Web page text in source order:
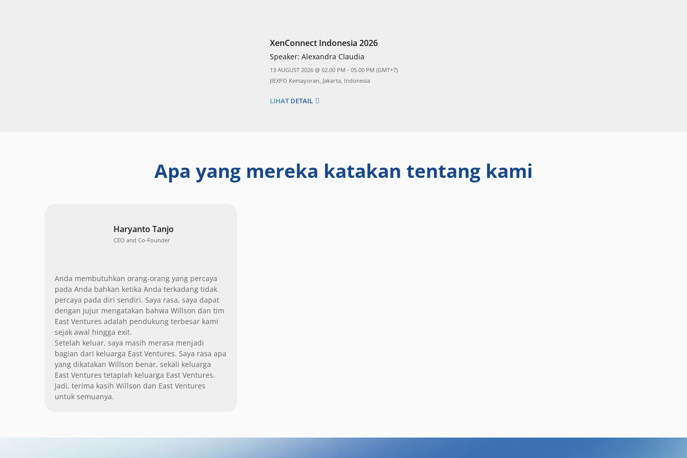
XenConnect Indonesia 2026
Speaker:Alexandra Claudia
13 AUGUST 2026 @ 02.00 PM - 05.00 PM (GMT+7)
JIEXPO Kemayoran, Jakarta, Indonesia
LIHAT DETAIL
Apa yang mereka katakan tentang kami
Haryanto Tanjo
CEO and Co-Founder
Anda membutuhkan orang-orang yang percaya
pada Anda bahkan ketika Anda terkadang tidak
percaya pada diri sendiri. Saya rasa, saya dapat
dengan jujur mengatakan bahwa Willson dan tim
East Ventures adalah pendukung terbesar kami
sejak awal hingga exit.
Setelah keluar, saya masih merasa menjadi
bagian dari keluarga East Ventures. Saya rasa apa
yang dikatakan Willson benar, sekali keluarga
East Ventures tetaplah keluarga East Ventures.
Jadi, terima kasih Willson dan East Ventures
untuk semuanya.